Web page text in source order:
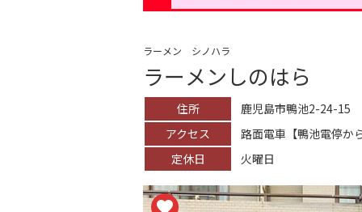
ラーメン シノハラ
ラーメンしのはら
住所
鹿児島市鴨池2-24-15
アクセス
路面電車【鴨池電停か
定休日
火曜日